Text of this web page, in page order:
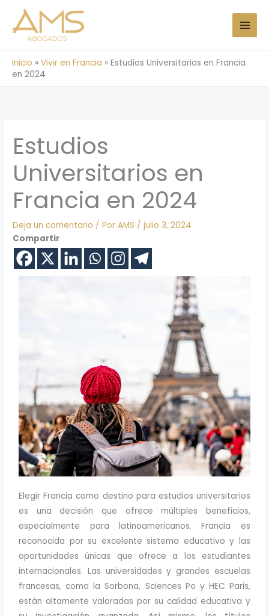
contenido
Inicio » Vivir en Francia » Estudios Universitarios en Francia
en 2024
Estudios
Universitarios en
Francia en 2024
Deja un comentario / PorAMS /julio 3, 2024
Compartir
Elegir Francia como destino para estudios universitarios
es una decisión que ofrece múltiples beneficios,
especialmente para latinoamericanos. Francia es
reconocida por su excelente sistema educativo y las
oportunidades únicas que ofrece a los estudiantes
internacionales. Las universidades y grandes escuelas
francesas, como la Sorbona, Sciences Po y HEC Paris,
están altamente valoradas por su calidad educativa y